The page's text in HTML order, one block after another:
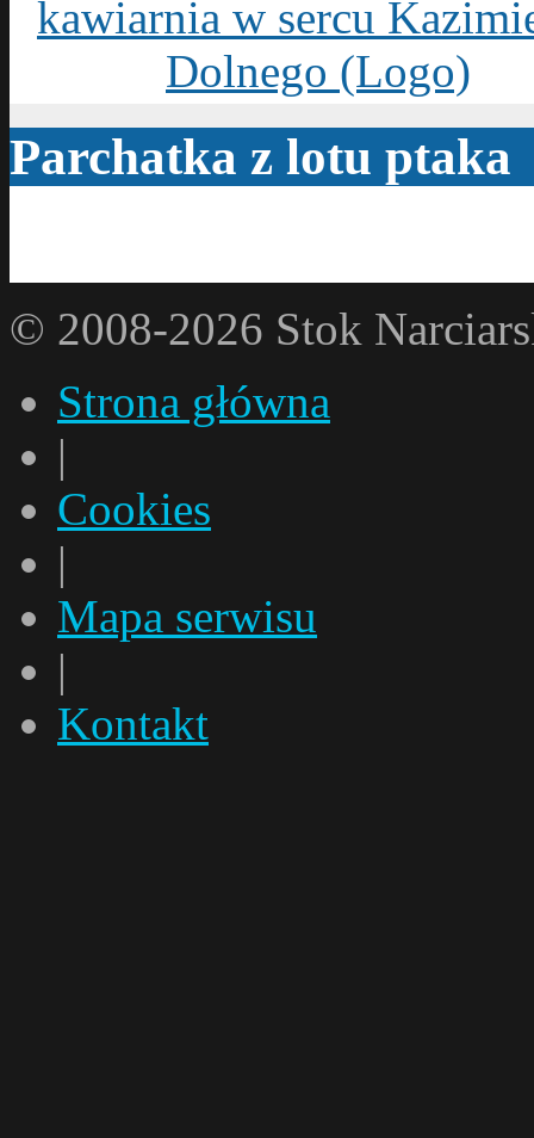
Parchatka z lotu ptaka
© 2008-2026 Stok
Strona główna
|
Cookies
|
Mapa serwisu
|
Kontakt